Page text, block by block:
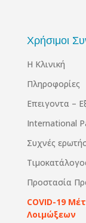
Χρήσιμοι
Η Κλινική
Πληροφορίες
Επειγοντα –
International
Συχνές
Προστασία
COVID-19
Λοιμώξεων